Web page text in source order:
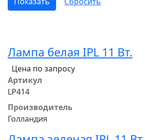
Лампа белая IPL 11 Вт.
Цена по запросу
Артикул
LP414
Производитель
Голландия